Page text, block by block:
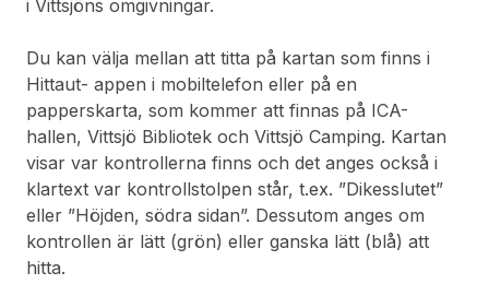
i Vittsjöns omgivningar.
Du kan välja mellan att titta på kartan som finns i
Hittaut- appen i mobiltelefon eller på en
papperskarta, som kommer att finnas på ICA-
hallen, Vittsjö Bibliotek och Vittsjö Camping. Kartan
visar var kontrollerna finns och det anges också i
klartext var kontrollstolpen står, t.ex. ”Dikesslutet”
eller ”Höjden, södra sidan”. Dessutom anges om
kontrollen är lätt (grön) eller ganska lätt (blå) att
hitta.